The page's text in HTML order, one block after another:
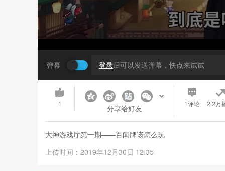
弹幕 登录后可以发送弹幕，快点来试试
1 分享给好友 1评论 2.2万
大神游戏厅第一期——百闻牌该怎么玩
上传时间：2019年12月30日 12:35